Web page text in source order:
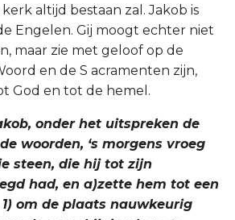
altijd bestaan zal. Jakob is
Engelen. Gij moogt echter niet
maar zie met geloof op de
en de S acramenten zijn,
God en tot de hemel.
onder het uitspreken de
woorden, ‘s morgens vroeg
steen, die hij tot zijn
had, en a)zette hem tot een
om de plaats nauwkeurig